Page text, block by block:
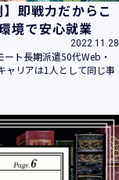
即戦力だからこ
境で安心就業
2022.11.28
ト長期派遣50代Web・
ャリアは1人として同じ事